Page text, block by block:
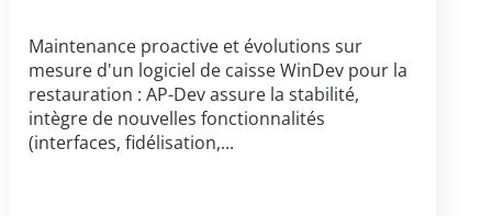
Maintenance proactive et évolutions sur
mesure d'un logiciel de caisse WinDev pour la
restauration : AP-Dev assure la stabilité,
intègre de nouvelles fonctionnalités
(interfaces, fidélisation,...